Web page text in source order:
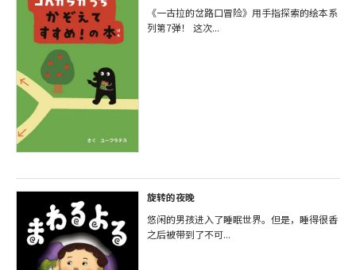
《一古拉的岔路口冒险》用手指探索的绘本系
列第7弹！ 这次...
旋转的夜晚
悠闲的男孩进入了睡眠世界。但是，睡得很香
之后被带到了不可...